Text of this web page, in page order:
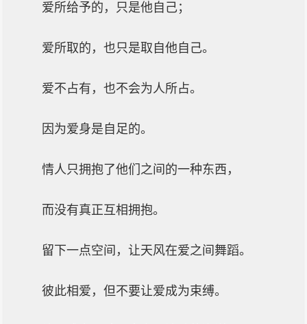
爱所给予的，只是他自己；
爱所取的，也只是取自他自己。
爱不占有，也不会为人所占。
因为爱身是自足的。
情人只拥抱了他们之间的一种东西，
而没有真正互相拥抱。
留下一点空间，让天风在爱之间舞蹈。
彼此相爱，但不要让爱成为束缚。